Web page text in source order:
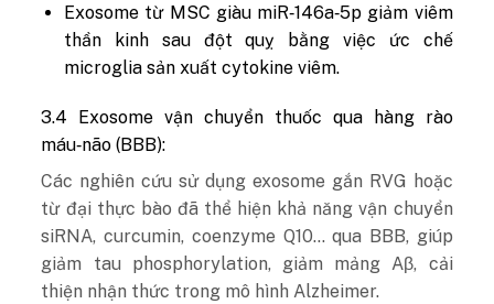
Exosome từ MSC giàu miR‑146a‑5p giảm viêm
thần kinh sau đột quỵ bằng việc ức chế
microglia sản xuất cytokine viêm.
3.4 Exosome vận chuyển thuốc qua hàng rào
máu‑não (BBB):
Các nghiên cứu sử dụng exosome gắn RVG hoặc
từ đại thực bào đã thể hiện khả năng vận chuyển
siRNA, curcumin, coenzyme Q10… qua BBB, giúp
giảm tau phosphorylation, giảm mảng Aβ, cải
thiện nhận thức trong mô hình Alzheimer.